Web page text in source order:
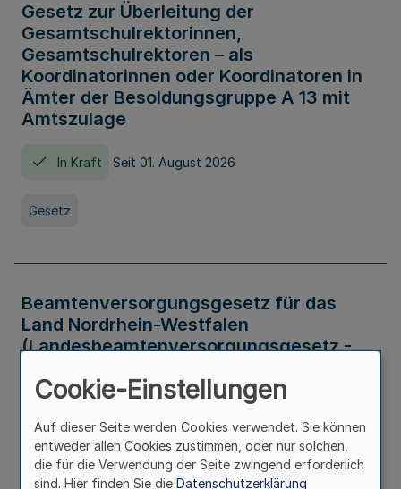
Gesetz zur Überleitung der
Gesamtschulrektorinnen,
Gesamtschulrektoren – als
Koordinatorinnen oder Koordinatoren in
Ämter der Besoldungsgruppe A 13 mit
Amtszulage
In Kraft Seit 01. August 2026
Gesetz
Beamtenversorgungsgesetz für das
Land Nordrhein-Westfalen
(Landesbeamtenversorgungsgesetz -
Gesetz
Cookie-Einstellungen
Auf dieser Seite werden Cookies verwendet. Sie können
entweder allen Cookies zustimmen, oder nur solchen,
die für die Verwendung der Seite zwingend erforderlich
sind. Hier finden Sie die Datenschutzerklärung